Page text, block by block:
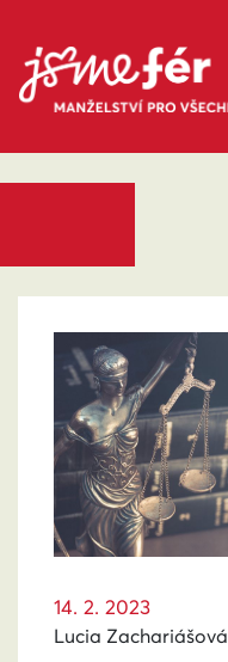
14. 2. 2023
Lucia Zachariášová